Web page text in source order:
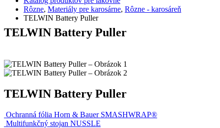
Rôzne, Materiály pre karosárne, Rôzne - karosáreň
TELWIN Battery Puller
TELWIN Battery Puller
TELWIN Battery Puller
Ochranná fólia Horn & Bauer SMASHWRAP®
Multifunkčný stojan NUSSLE